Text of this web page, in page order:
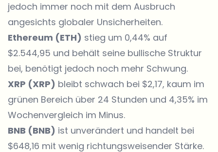
jedoch immer noch mit dem Ausbruch
angesichts globaler Unsicherheiten.
Ethereum (ETH) stieg um 0,44% auf
$2.544,95 und behält seine bullische Struktur
bei, benötigt jedoch noch mehr Schwung.
XRP (XRP) bleibt schwach bei $2,17, kaum im
grünen Bereich über 24 Stunden und 4,35% im
Wochenvergleich im Minus.
BNB (BNB) ist unverändert und handelt bei
$648,16 mit wenig richtungsweisender Stärke.